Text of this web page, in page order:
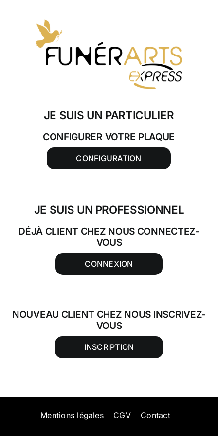
JE SUIS UN PARTICULIER
CONFIGURER VOTRE PLAQUE
CONFIGURATION
JE SUIS UN PROFESSIONNEL
DÉJÀ CLIENT CHEZ NOUS CONNECTEZ-
VOUS
CONNEXION
NOUVEAU CLIENT CHEZ NOUS INSCRIVEZ-
VOUS
INSCRIPTION
Mentions légales CGV Contact